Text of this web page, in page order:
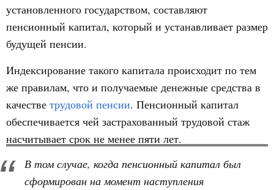
установленного государством, составляют
пенсионный капитал, который и устанавливает размер
будущей пенсии.
Индексирование такого капитала происходит по тем
же правилам, что и получаемые денежные средства в
качестве трудовой пенсии. Пенсионный капитал
обеспечивается чей застрахованный трудовой стаж
насчитывает срок не менее пяти лет.
В том случае, когда пенсионный капитал был
сформирован на момент наступления